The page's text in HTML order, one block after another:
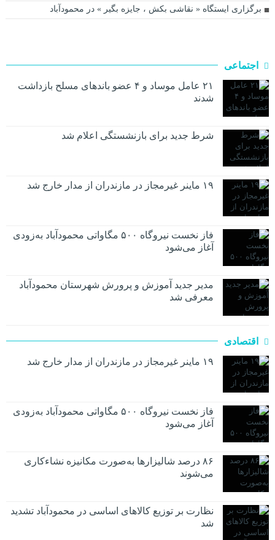
برگزاری ایستگاه « نقاشی بکش ، جایزه بگیر » در محمودآباد
اجتماعی
۲۱ عامل موساد و ۴ عضو باند‌های مسلح بازداشت
شدند
شرط جدید برای بازنشستگی اعلام شد
۱۹ ماینر غیرمجاز در مازندران از مدار خارج شد
فاز نخست نیروگاه ۵۰۰ مگاواتی محمودآباد به‌زودی
آغاز می‌شود
مدیر جدید آموزش و پرورش شهرستان محمودآباد
معرفی شد
اقتصادی
۱۹ ماینر غیرمجاز در مازندران از مدار خارج شد
فاز نخست نیروگاه ۵۰۰ مگاواتی محمودآباد به‌زودی
آغاز می‌شود
۸۶ درصد شالیزارها به‌صورت مکانیزه نشاءکاری
می‌شوند
نظارت بر توزیع کالا‌های اساسی در محمودآباد تشدید
شد